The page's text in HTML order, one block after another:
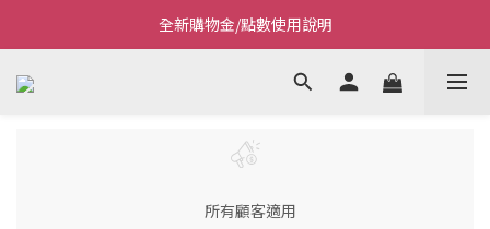
Welcome~私藏生活~
全新購物金/點數使用說明
Welcome~私藏生活~
所有顧客適用